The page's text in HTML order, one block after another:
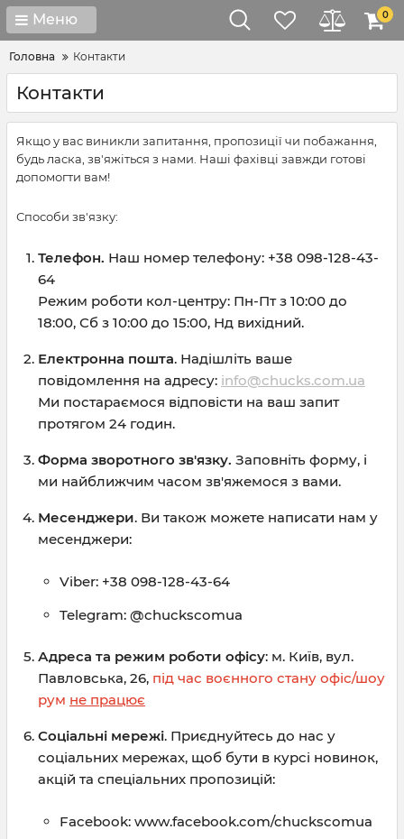
Меню 0
Головна Контакти
Контакти
Якщо у вас виникли запитання, пропозиції чи побажання,
будь ласка, зв'яжіться з нами. Наші фахівці завжди готові
допомогти вам!
Способи зв'язку:
Телефон. Наш номер телефону: +38 098-128-43-
64
Режим роботи кол-центру: Пн-Пт з 10:00 до
18:00, Сб з 10:00 до 15:00, Нд вихідний.
Електронна пошта. Надішліть ваше
повідомлення на адресу: info@chucks.com.ua
Ми постараємося відповісти на ваш запит
протягом 24 годин.
Форма зворотного зв'язку. Заповніть форму, і
ми найближчим часом зв'яжемося з вами.
Месенджери. Ви також можете написати нам у
месенджери:
Viber: +38 098-128-43-64
Telegram: @chuckscomua
Адреса та режим роботи офісу: м. Київ, вул.
Павловська, 26, під час воєнного стану офіс/шоу
рум не працює
Соціальні мережі. Приєднуйтесь до нас у
соціальних мережах, щоб бути в курсі новинок,
акцій та спеціальних пропозицій:
Facebook: www.facebook.com/chuckscomua